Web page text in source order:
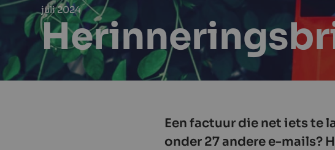
juli 2024
Een factuur die net iets te
onder 27 andere e-mails?